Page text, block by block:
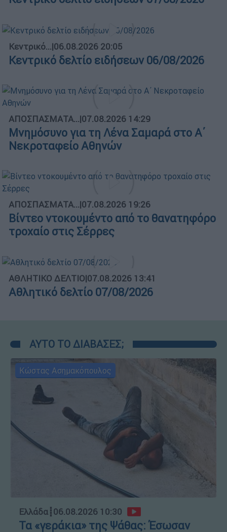
Κεντρικό...|06.08.2026 20:05
Κεντρικό δελτίο ειδήσεων 06/08/2026
ΑΠΟΣΠΑΣΜΑΤΑ...|07.08.2026 14:29
Μνημόσυνο για τη Λένα Σαμαρά στο Α΄
Νεκροταφείο Αθηνών
ΑΠΟΣΠΑΣΜΑΤΑ...|07.08.2026 19:26
Βίντεο ντοκουμέντο από το θανατηφόρο
τροχαίο στις Σέρρες
ΑΘΛΗΤΙΚΟ ΔΕΛΤΙΟ|07.08.2026 13:41
Αθλητικό δελτίο 07/08/2026
ΑΥΤΟ ΤΟ ΔΙΑΒΑΣΕΣ;
Κώστας Ασημακόπουλος
Ελλάδα┋06.08.2026 10:30
Τα «γεράκια» της Ψάθας: Έσωσαν